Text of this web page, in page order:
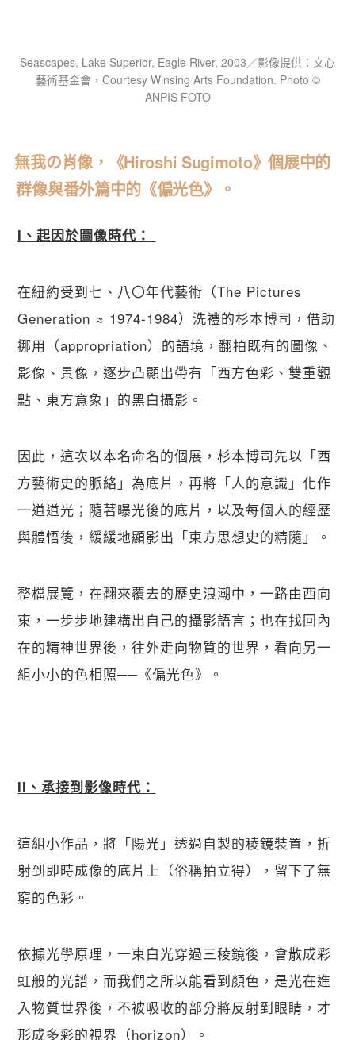
Seascapes, Lake Superior, Eagle River, 2003／影像提供：文心
藝術基金會，Courtesy Winsing Arts Foundation. Photo ©
ANPIS FOTO
無我の肖像，《Hiroshi Sugimoto》個展中的
群像與番外篇中的《偏光色》。
I、起因於圖像時代：
在紐約受到七、八〇年代藝術（The Pictures
Generation ≈ 1974-1984）洗禮的杉本博司，借助
挪用（appropriation）的語境，翻拍既有的圖像、
影像、景像，逐步凸顯出帶有「西方色彩、雙重觀
點、東方意象」的黑白攝影。
因此，這次以本名命名的個展，杉本博司先以「西
方藝術史的脈絡」為底片，再將「人的意識」化作
一道道光；隨著曝光後的底片，以及每個人的經歷
與體悟後，緩緩地顯影出「東方思想史的精隨」。
整檔展覽，在翻來覆去的歷史浪潮中，一路由西向
東，一步步地建構出自己的攝影語言；也在找回內
在的精神世界後，往外走向物質的世界，看向另一
組小小的色相照──《偏光色》。
II、承接到影像時代：
這組小作品，將「陽光」透過自製的稜鏡裝置，折
射到即時成像的底片上（俗稱拍立得），留下了無
窮的色彩。
依據光學原理，一束白光穿過三稜鏡後，會散成彩
虹般的光譜，而我們之所以能看到顏色，是光在進
入物質世界後，不被吸收的部分將反射到眼睛，才
形成多彩的視界（horizon）。